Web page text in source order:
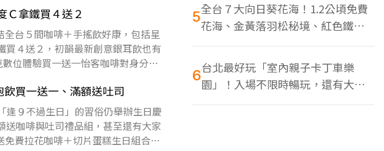
Ｃ拿鐵買４送２
台５間咖啡＋手搖飲好康，包括星
４送２，初韻最新創意銀耳飲也有
位體驗買一送一怡客咖啡對身分證
買一送一、滿額送吐司
９不過生日」的習俗仍舉辦生日慶
咖啡與吐司禮品組，甚至還有大家
費拉花咖啡＋切片蛋糕生日組合
5全台７大向日葵花海！1.2公頃免費
花海、金黃落羽松秘境、紅色鐵橋
同框
6台北最好玩「室內親子卡丁車樂
園」！入場不限時暢玩，還有大螢
幕Switch遊戲區